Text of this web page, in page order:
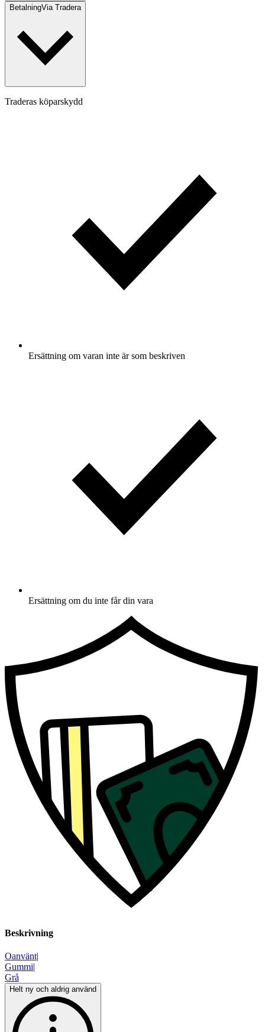
BetalningVia Tradera
Traderas köparskydd
Ersättning om varan inte är som beskriven
Ersättning om du inte får din vara
Beskrivning
Oanvänt|
Gummi|
Grå
Helt ny och aldrig använd